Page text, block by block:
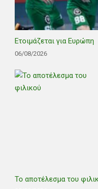
Ετοιμάζεται για Ευρώπη
06/08/2026
Το αποτέλεσμα του